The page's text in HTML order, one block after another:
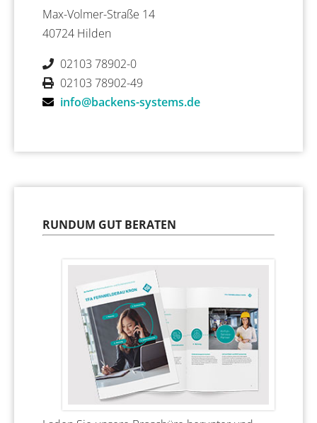
Max-Volmer-Straße 14
40724 Hilden
02103 78902-0
02103 78902-49
info@backens-systems.de
RUNDUM GUT BERATEN